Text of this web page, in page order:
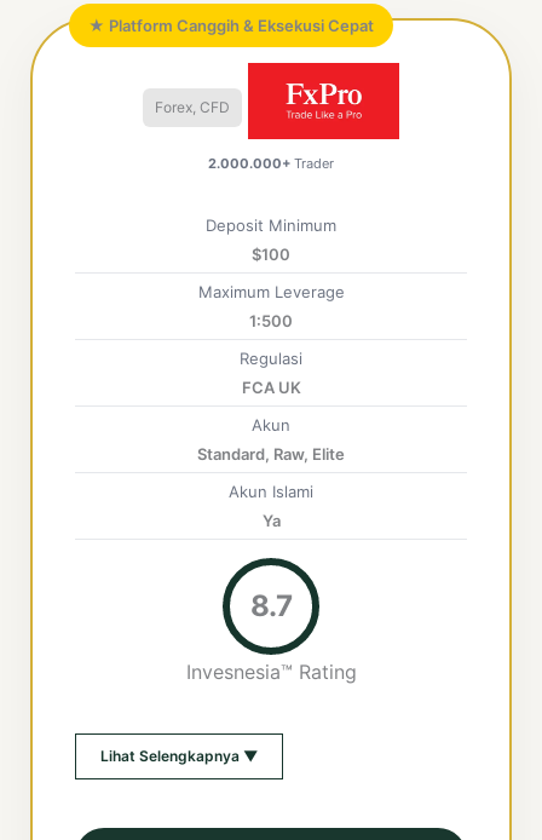
★ Platform Canggih & Eksekusi Cepat
Forex, CFD
2.000.000+ Trader
Deposit Minimum
$100
Maximum Leverage
1:500
Regulasi
FCA UK
Akun
Standard, Raw, Elite
Akun Islami
Ya
8.7
Invesnesia™ Rating
Lihat Selengkapnya ▼